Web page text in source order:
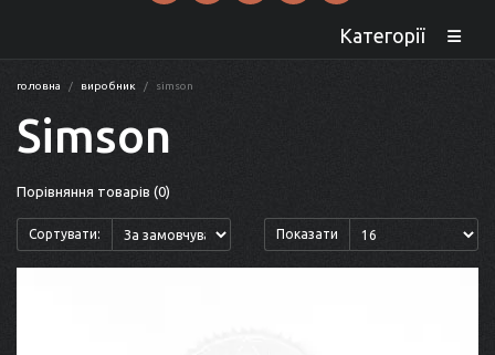
Категорії
головна виробник simson
Simson
Порівняння товарів (0)
Сортувати: Показати